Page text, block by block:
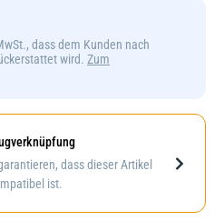
dass dem Kunden nach
wird. Zum
kann abweichendass dieser Artikel
ist.